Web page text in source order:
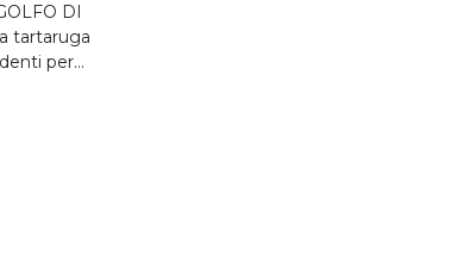
DI
tartaruga
per…